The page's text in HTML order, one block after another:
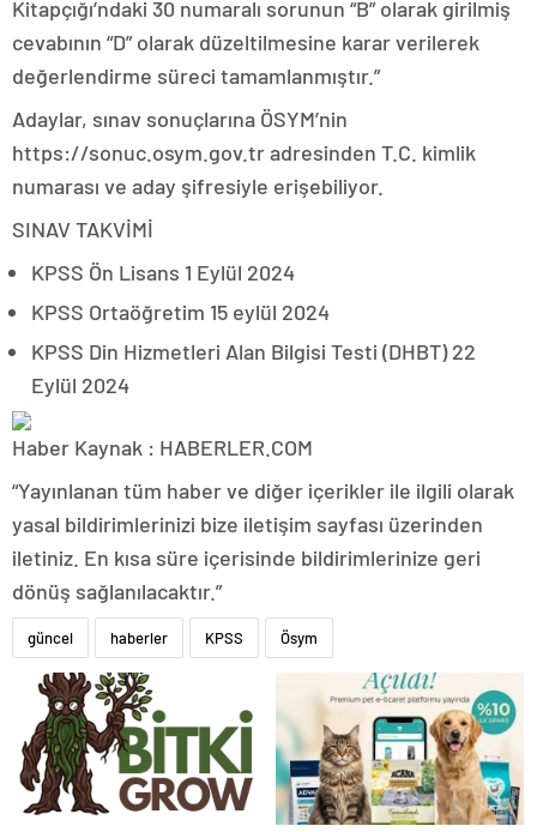
Kitapçığı’ndaki 30 numaralı sorunun “B” olarak girilmiş
cevabının “D” olarak düzeltilmesine karar verilerek
değerlendirme süreci tamamlanmıştır.”
Adaylar, sınav sonuçlarına ÖSYM’nin
https://sonuc.osym.gov.tr adresinden T.C. kimlik
numarası ve aday şifresiyle erişebiliyor.
SINAV TAKVİMİ
KPSS Ön Lisans 1 Eylül 2024
KPSS Ortaöğretim 15 eylül 2024
KPSS Din Hizmetleri Alan Bilgisi Testi (DHBT) 22
Eylül 2024
Haber Kaynak : HABERLER.COM
“Yayınlanan tüm haber ve diğer içerikler ile ilgili olarak
yasal bildirimlerinizi bize iletişim sayfası üzerinden
iletiniz. En kısa süre içerisinde bildirimlerinize geri
dönüş sağlanılacaktır.”
güncel haberler KPSS Ösym